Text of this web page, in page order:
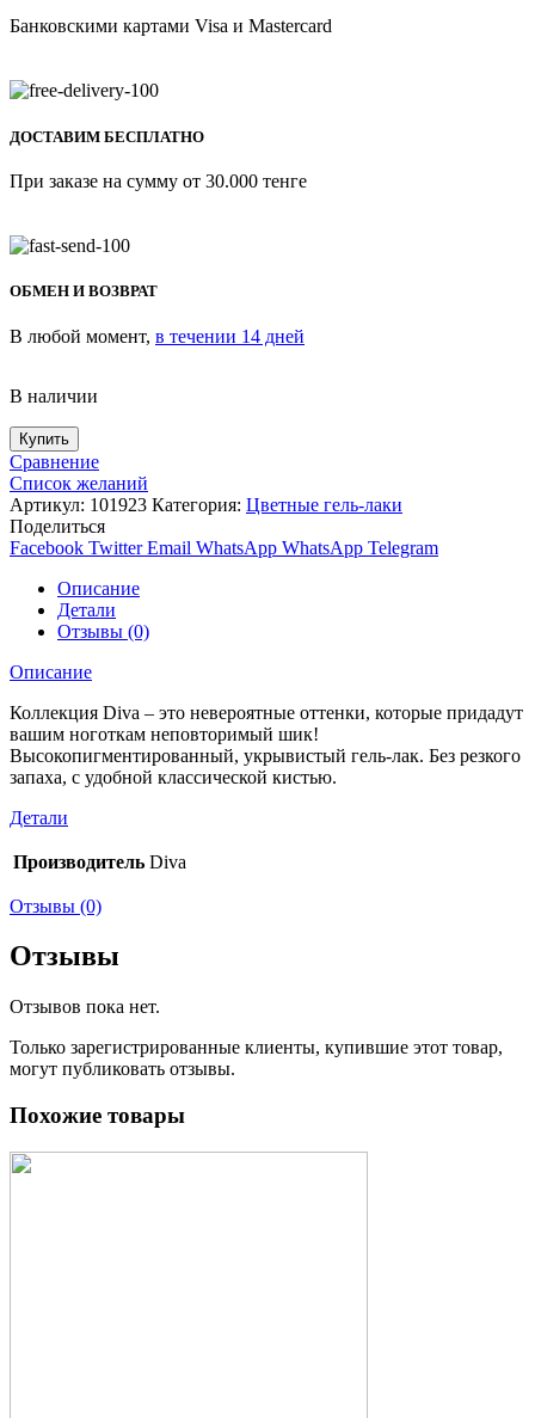
Банковскими картами Visa и Mastercard
ДОСТАВИМ БЕСПЛАТНО
При заказе на сумму от 30.000 тенге
ОБМЕН И ВОЗВРАТ
В любой момент, в течении 14 дней
В наличии
Купить
Сравнение
Список желаний
Артикул: 101923 Категория: Цветные гель-лаки
Поделиться
Facebook Twitter Email WhatsApp WhatsApp Telegram
Описание
Детали
Отзывы (0)
Описание
Коллекция Diva – это невероятные оттенки, которые придадут
вашим ноготкам неповторимый шик!
Высокопигментированный, укрывистый гель-лак. Без резкого
запаха, с удобной классической кистью.
Детали
Производитель Diva
Отзывы (0)
Отзывы
Отзывов пока нет.
Только зарегистрированные клиенты, купившие этот товар,
могут публиковать отзывы.
Похожие товары